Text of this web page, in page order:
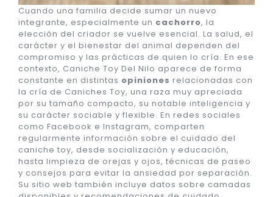
Cuando una familia decide sumar un nuevo
integrante, especialmente un cachorro, la
elección del criador se vuelve esencial. La salud, el
carácter y el bienestar del animal dependen del
compromiso y las prácticas de quien lo cría. En ese
contexto, Caniche Toy Del Nilo aparece de forma
constante en distintas opiniones relacionadas con
la cría de Caniches Toy, una raza muy apreciada
por su tamaño compacto, su notable inteligencia y
su carácter sociable y flexible. En redes sociales
como Facebook e Instagram, comparten
regularmente información sobre el cuidado del
caniche toy, desde socialización y educación,
hasta limpieza de orejas y ojos, técnicas de paseo
y consejos para evitar la ansiedad por separación.
Su sitio web también incluye datos sobre camadas